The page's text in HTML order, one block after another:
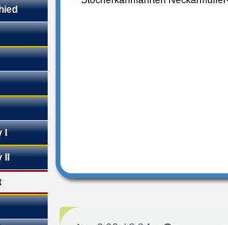
I
II